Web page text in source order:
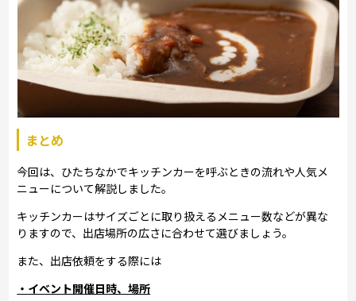
まとめ
今回は、ひたちなかでキッチンカーを呼ぶときの流れや人気メ
ニューについて解説しました。
キッチンカーはサイズごとに取り扱えるメニュー数などが異な
りますので、出店場所の広さに合わせて選びましょう。
また、出店依頼をする際には
・イベント開催日時、場所